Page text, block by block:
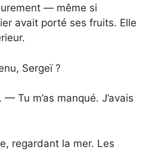
— même si
avait porté ses fruits. Elle
Sergeï ?
Tu m’as manqué. J’avais
regardant la mer. Les